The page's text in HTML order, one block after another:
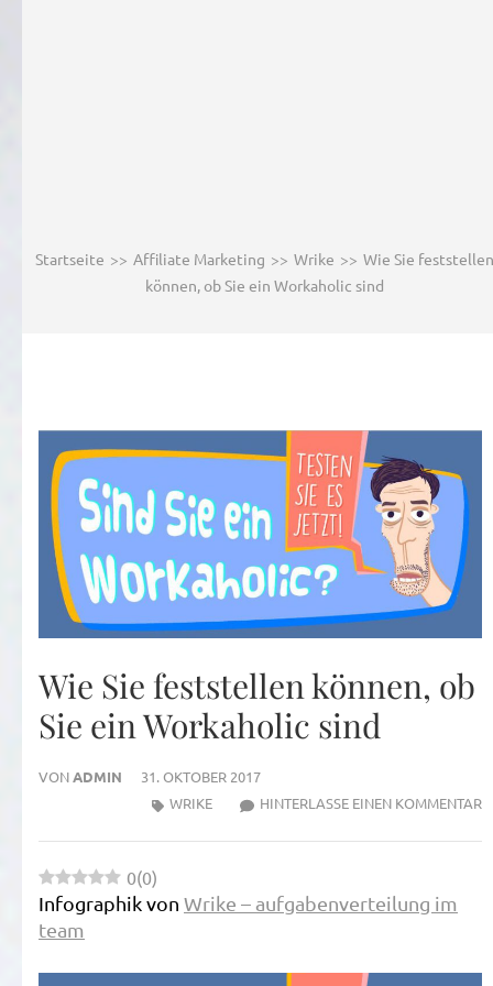
Startseite >> Affiliate Marketing >> Wrike >> Wie Sie feststellen
können, ob Sie ein Workaholic sind
Wie Sie feststellen können, ob
Sie ein Workaholic sind
VONADMIN
31. OKTOBER 2017
HINTERLASSE EINEN KOMMENTAR
WRIKE
0(0)
Infographik von Wrike – aufgabenverteilung im
team